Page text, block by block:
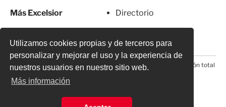
Utilizamos cookies propias y de terceros para
personalizar y mejorar el uso y la experiencia de
nuestros usuarios en nuestro sitio web.
Más información
Más Excelsior
Directorio
© 2026 Todos los derechos reservados. Prohibida la reproducción total
o parcial, incluyendo cualquier medio electrónico*